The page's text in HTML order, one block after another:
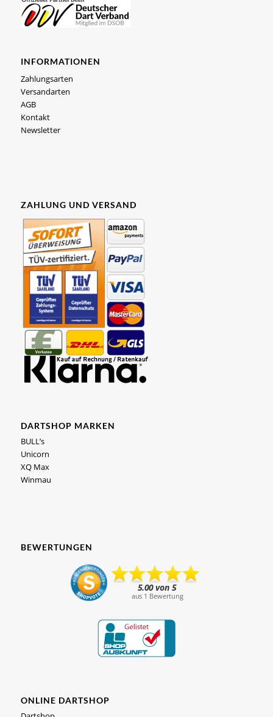
INFORMATIONEN
Zahlungsarten
Versandarten
AGB
Kontakt
Newsletter
ZAHLUNG UND VERSAND
DARTSHOP MARKEN
BULL’s
Unicorn
XQ Max
Winmau
BEWERTUNGEN
ONLINE DARTSHOP